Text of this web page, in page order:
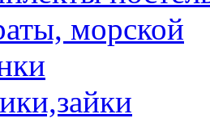
морской